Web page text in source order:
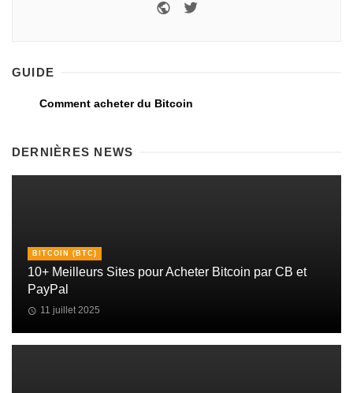
GUIDE
Comment acheter du Bitcoin
DERNIÈRES NEWS
BITCOIN (BTC)
10+ Meilleurs Sites pour Acheter Bitcoin par CB et
PayPal
11 juillet 2025